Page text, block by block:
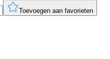
Toevoegen aan favorieten